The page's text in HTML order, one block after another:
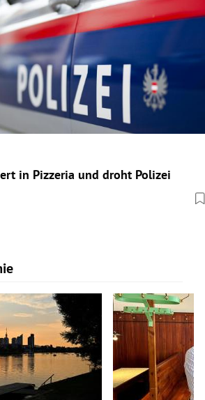
in Pizzeria und droht Polizei